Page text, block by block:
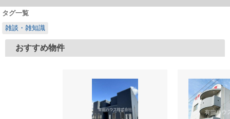
タグ一覧
雑談・雑知識
おすすめ物件